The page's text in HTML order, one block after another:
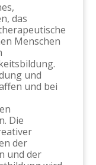
das
Menschen
und
und bei
Die
der
und der